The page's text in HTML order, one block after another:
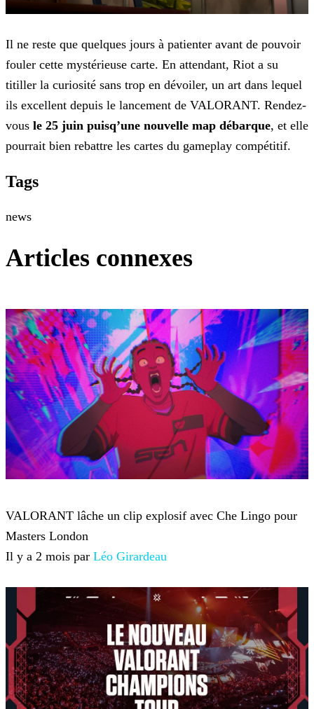
Il ne reste que quelques jours à patienter avant de pouvoir
fouler cette mystérieuse carte. En attendant, Riot a su
titiller la curiosité sans trop en dévoiler, un art dans lequel
ils excellent depuis le lancement de VALORANT. Rendez-
vous le 25 juin puisq’une nouvelle map débarque, et elle
pourrait bien rebattre les cartes du gameplay compétitif.
Tags
news
Articles connexes
VALORANT lâche un clip explosif avec Che Lingo pour
Masters London
Il y a 2 mois par Léo Girardeau